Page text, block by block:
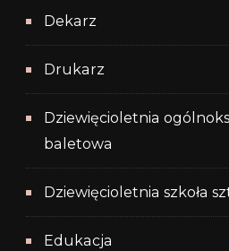
Dekarz
Drukarz
Dziewięcioletnia
baletowa
Dziewięcioletnia szkoła
Edukacja